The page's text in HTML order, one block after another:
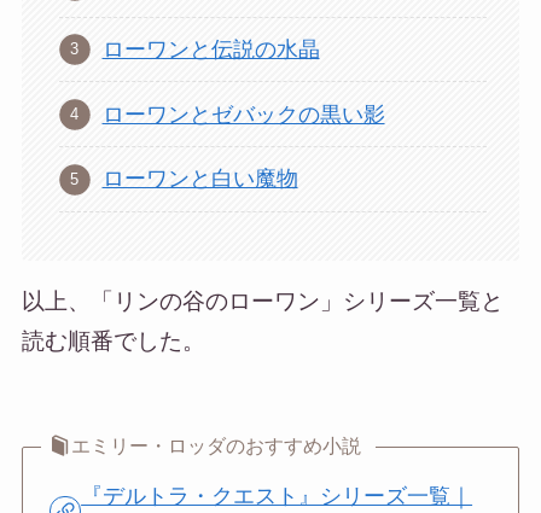
ローワンと伝説の水晶
ローワンとゼバックの黒い影
ローワンと白い魔物
以上、「リンの谷のローワン」シリーズ一覧と
読む順番でした。
エミリー・ロッダのおすすめ小説
『デルトラ・クエスト』シリーズ一覧｜